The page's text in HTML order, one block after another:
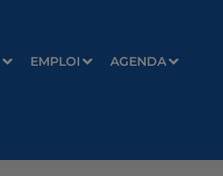
EMPLOI AGENDA